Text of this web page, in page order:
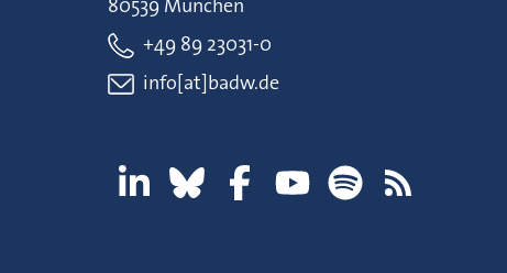
80539 München
+49 89 23031-0
info[at]badw.de